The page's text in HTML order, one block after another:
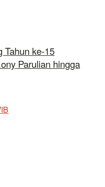
Tahun ke-15
Parulian hingga